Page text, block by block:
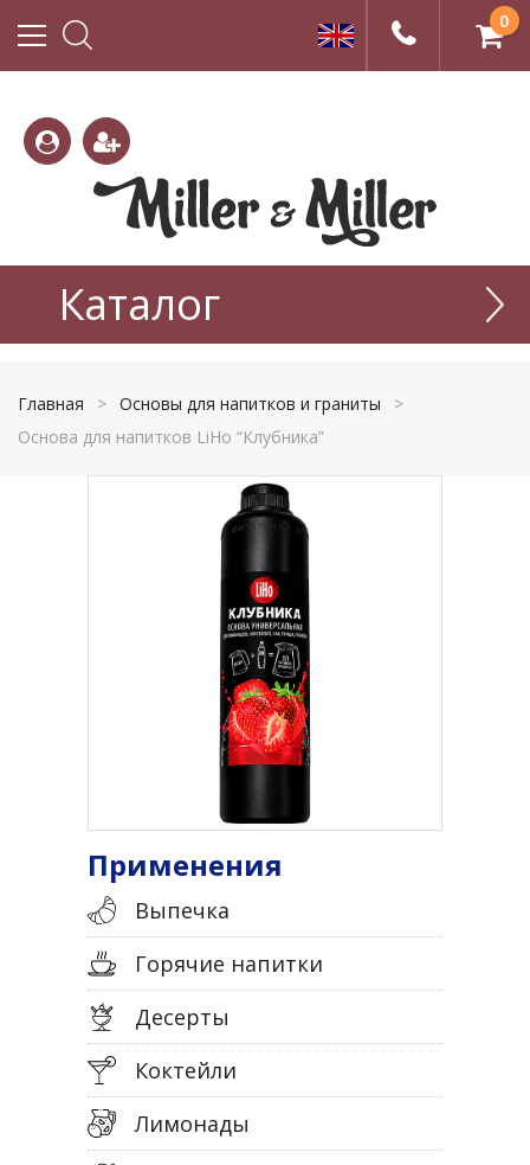
333-
(495)
77-99
0
Каталог
Главная > Основы для напитков и граниты
>
Основа для напитков LiHo “Клубника”
Применения
Выпечка
Горячие напитки
Десерты
Коктейли
Лимонады